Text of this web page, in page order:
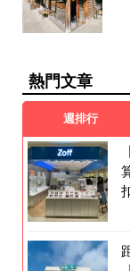
熱門文章
週排行